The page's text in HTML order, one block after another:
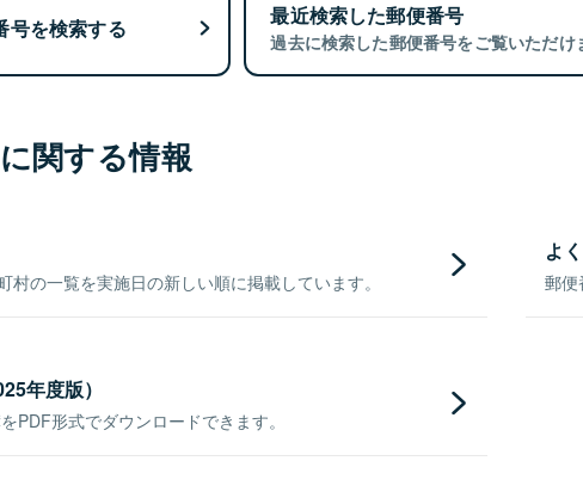
号を検索する 最近検索した郵便番号
過去に検索した郵便番号をご覧いただけ
関する情報
村の一覧を実施日の新しい順に掲載しています。
よ
郵便
年度版）
PDF形式でダウンロードできます。